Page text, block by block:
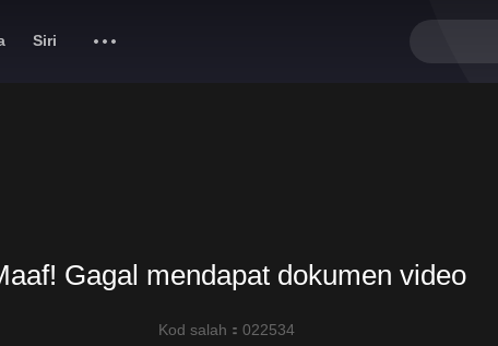
Siri
Gagal mendapat dokumen video
Kod salah：022534